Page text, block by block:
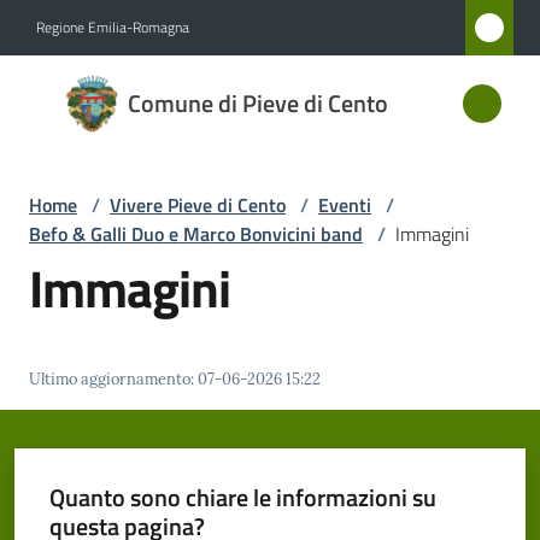
Regione Emilia-Romagna
Comune di Pieve di Cento
Comune
di Pieve
Servizi
Vivere
Pieve
Home / Vivere Pieve di Cento / Eventi /
Befo & Galli Duo e Marco Bonvicini band / Immagini
Immagini
Ultimo aggiornamento:07-06-2026 15:22
Quanto sono chiare le informazioni su
questa pagina?